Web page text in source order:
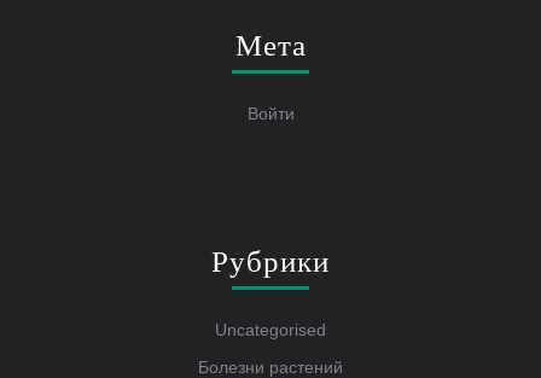
Мета
Войти
Рубрики
Uncategorised
Болезни растений